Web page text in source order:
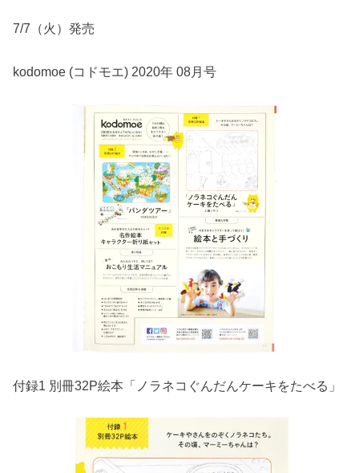
7/7（火）発売
kodomoe (コドモエ) 2020年 08月号
付録1 別冊32P絵本「ノラネコぐんだんケーキをたべる」